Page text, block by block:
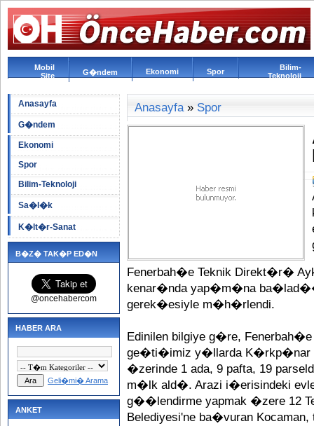
Mobil
Site
G�ndem Ekonomi Spor
Bilim-
Teknoloji
Anasayfa
G�ndem
Ekonomi
Spor
Bilim-Teknoloji
Sa�l�k
K�lt�r-Sanat
B�Z� TAK�P ED�N
@oncehabercom
HABER ARA
Geli�mi� Arama
ANKET
Anasayfa» Spor
Fenerbah�e Teknik Direkt�r�
kenar�nda yap�m�na
gerek�esiyle m�h�rlendi.
Edinilen bilgiye g�re,
ge�ti�imiz y�llarda K�rkp�nar
�zerinde 1 ada, 9 pafta, 19
m�lk ald�. Arazi i�erisindeki
g��lendirme yapmak �zere 12
Belediyesi'ne ba�vuran